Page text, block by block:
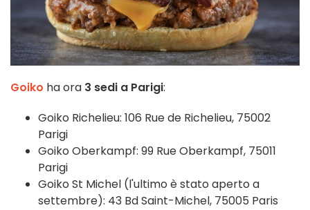
Goiko ha ora 3 sedi a Parigi:
Goiko Richelieu: 106 Rue de Richelieu, 75002
Parigi
Goiko Oberkampf: 99 Rue Oberkampf, 75011
Parigi
Goiko St Michel (l'ultimo è stato aperto a
settembre): 43 Bd Saint-Michel, 75005 Paris